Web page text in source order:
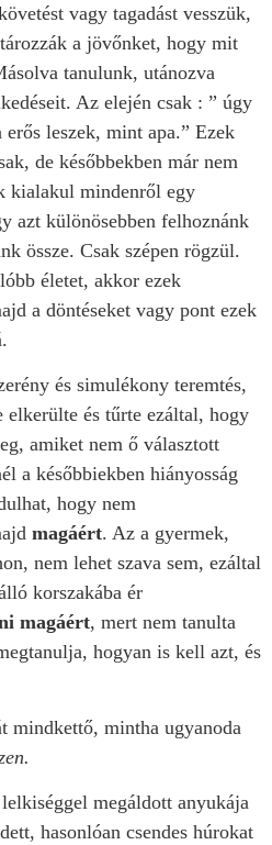
vagy tagadást vesszük,
a jövőnket, hogy mit
tanulunk, utánozva
Az elején csak : ” úgy
leszek, mint apa.” Ezek
de későbbekben már nem
kialakul mindenről egy
azt különösebben felhoznánk
össze. Csak szépen rögzül.
életet, akkor ezek
a döntéseket vagy pont ezek
és simulékony teremtés,
és tűrte ezáltal, hogy
amiket nem ő választott
a későbbiekben hiányosság
hogy nem
magáért. Az a gyermek,
nem lehet szava sem, ezáltal
korszakába ér
magáért, mert nem tanulta
hogyan is kell azt, és
mindkettő, mintha ugyanoda
megáldott anyukája
hasonlóan csendes húrokat